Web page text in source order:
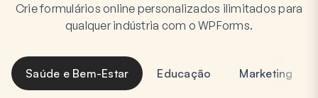
Crie formulários online personalizados ilimitados para
qualquer indústria com o WPForms.
Saúde e Bem-Estar Educação Marketing